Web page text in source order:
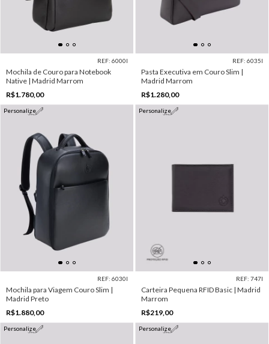
REF: 6000I
Mochila de Couro para Notebook
Native | Madrid Marrom
R$1.780,00
REF: 6035I
Pasta Executiva em Couro Slim |
Madrid Marrom
R$1.280,00
Personalize
REF: 6030I
Mochila para Viagem Couro Slim |
Madrid Preto
R$1.880,00
Personalize
REF: 747I
Carteira Pequena RFID Basic | Madrid
Marrom
R$219,00
Personalize Personalize